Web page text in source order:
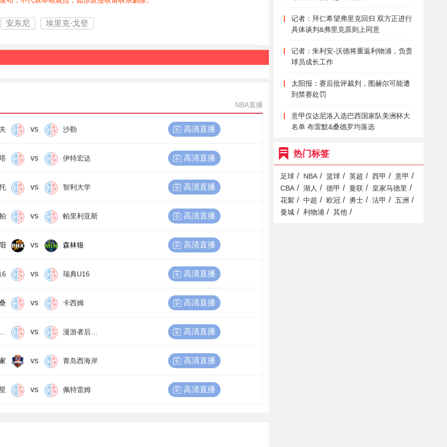
安东尼 埃里克·戈登
NBA直播
vs 沙勒 高清直播
vs 伊特宏达 高清直播
vs 智利大学 高清直播
vs 帕里利亚斯 高清直播
vs 森林狼 高清直播
vs 瑞典U16 高清直播
vs 卡西姆 高清直播
vs 高清直播
vs 青岛西海岸 高清直播
vs 佩特雷姆 高清直播
记者：拜仁希望弗里克回归 双方正进行
具体谈判&弗里克原则上同意
记者：朱利安-沃德将重返利物浦，负责
球员成长工作
太阳报：赛后批评裁判，图赫尔可能遭
到禁赛处罚
意甲仅达尼洛入选巴西国家队美洲杯大
名单 布雷默&桑德罗均落选
热门标签
足球 / NBA / 篮球 / 英超 / 西甲 / 意甲 /
CBA / 湖人 / 德甲 / 曼联 / 皇家马德里 /
花絮 / 中超 / 欧冠 / 勇士 / 法甲 / 五洲 /
曼城 / 利物浦 / 其他 /